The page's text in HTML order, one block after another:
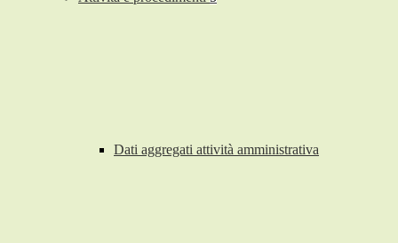
Dati aggregati attività amministrativa